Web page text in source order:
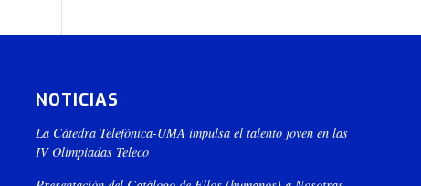
NOTICIAS
La Cátedra Telefónica-UMA impulsa el talento joven en las
IV Olimpiadas Teleco